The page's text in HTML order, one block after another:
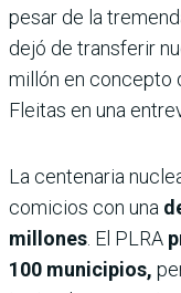
pesar de la
dejó de transferir
millón en concepto
Fleitas en una
La centenaria
comicios con una
millones . El PLRA
100 municipios,